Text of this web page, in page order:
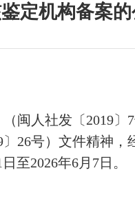
定机构备案
人社发〔2019〕
26号）文件精神
至2026年6月7日。